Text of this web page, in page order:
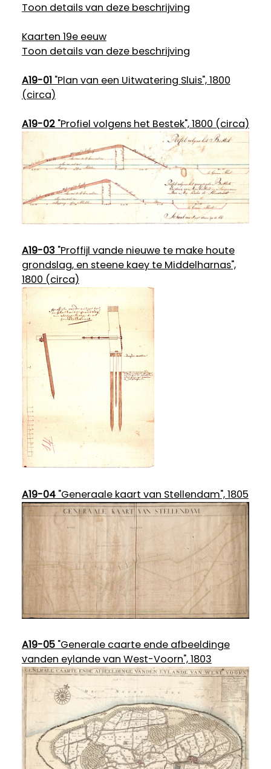
Toon details van deze beschrijving
Kaarten 19e eeuw
Toon details van deze beschrijving
A19-01"Plan van een Uitwatering Sluis", 1800
(circa)
A19-02"Profiel volgens het Bestek", 1800 (circa)
A19-03"Proffijl vande nieuwe te make houte
grondslag, en steene kaey te Middelharnas",
1800 (circa)
A19-04"Generaale kaart van Stellendam", 1805
A19-05"Generale caarte ende afbeeldinge
vanden eylande van West-Voorn", 1803